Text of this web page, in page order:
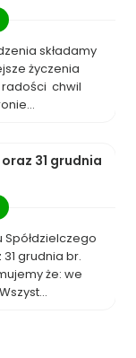
składamy
życzenia
radości chwil
31 grudnia
grudnia br.
że: we